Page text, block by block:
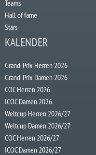
Teams
Hall of fame
Stars
KALENDER
Grand-Prix Herren 2026
Grand-Prix Damen 2026
COC Herren 2026
ICOC Damen 2026
Weltcup Herren 2026/27
Weltcup Damen 2026/27
COC Herren 2026/27
ICOC Damen 2026/27